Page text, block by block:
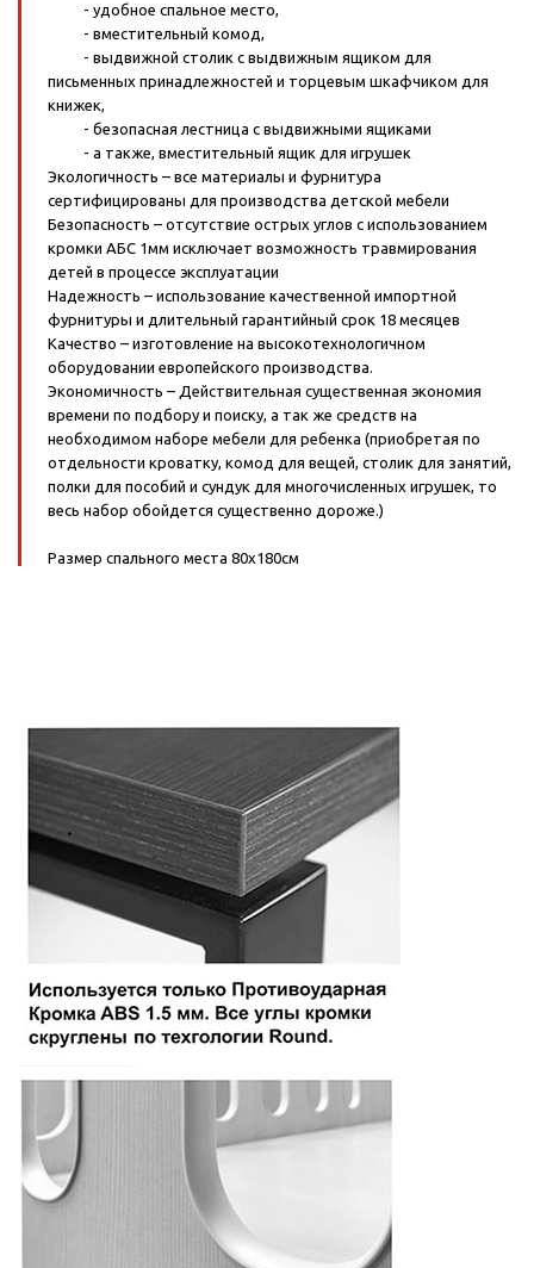
- удобное спальное место,
- вместительный комод,
- выдвижной столик с выдвижным ящиком для
письменных принадлежностей и торцевым шкафчиком для
книжек,
- безопасная лестница с выдвижными ящиками
- а также, вместительный ящик для игрушек
Экологичность – все материалы и фурнитура
сертифицированы для производства детской мебели
Безопасность – отсутствие острых углов с использованием
кромки АБС 1мм исключает возможность травмирования
детей в процессе эксплуатации
Надежность – использование качественной импортной
фурнитуры и длительный гарантийный срок 18 месяцев
Качество – изготовление на высокотехнологичном
оборудовании европейского производства.
Экономичность – Действительная существенная экономия
времени по подбору и поиску, а так же средств на
необходимом наборе мебели для ребенка (приобретая по
отдельности кроватку, комод для вещей, столик для занятий,
полки для пособий и сундук для многочисленных игрушек, то
весь набор обойдется существенно дороже.)
Размер спального места 80х180см